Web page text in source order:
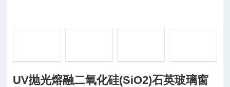
UV抛光熔融二氧化硅(SiO2)石英玻璃窗